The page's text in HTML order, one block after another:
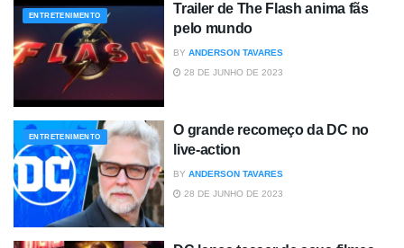
ENTRETENIMENTO
Trailer de The Flash anima fãs
pelo mundo
BY ANDERSON TAVARES
28 DE JUNHO DE 2023
ENTRETENIMENTO
O grande recomeço da DC no
live-action
BY ANDERSON TAVARES
28 DE JUNHO DE 2023